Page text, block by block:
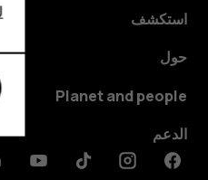
للأعمال
استكشف
حول
Planet and people
الدعم
Facebook
Instagram
Tiktok